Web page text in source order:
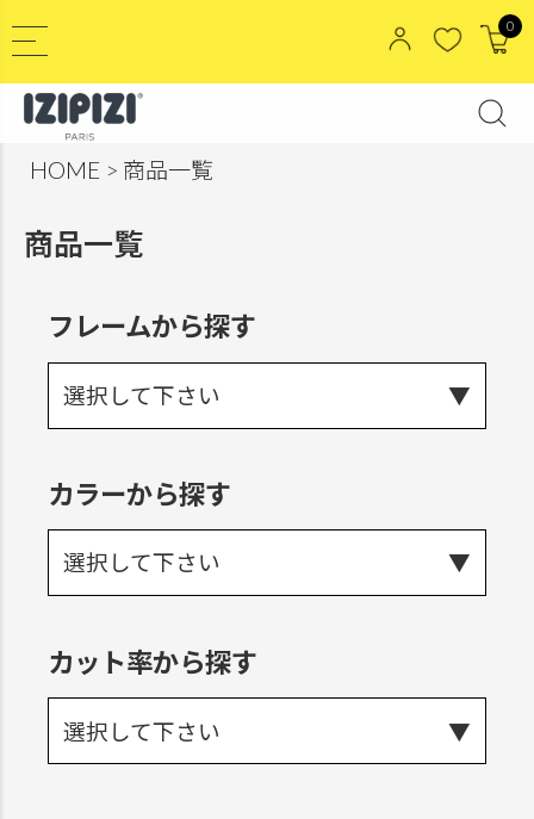
0
HOME 商品一覧
商品一覧
フレームから探す
選択して下さい
カラーから探す
選択して下さい
カット率から探す
選択して下さい